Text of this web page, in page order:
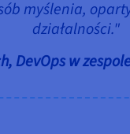
myślenia,
działalności."
DevOps w